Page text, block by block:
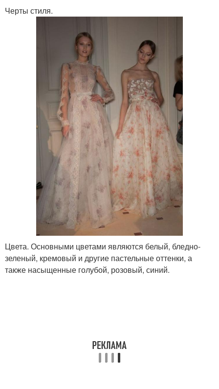
Черты стиля.
Цвета. Основными цветами являются белый, бледно-
зеленый, кремовый и другие пастельные оттенки, а
также насыщенные голубой, розовый, синий.